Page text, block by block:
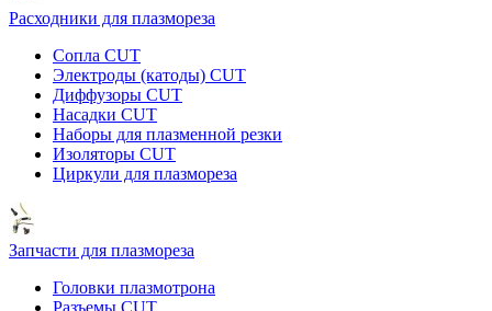
Расходники для плазмореза
Сопла CUT
Электроды (катоды) CUT
Диффузоры CUT
Насадки CUT
Наборы для плазменной резки
Изоляторы CUT
Циркули для плазмореза
Запчасти для плазмореза
Головки плазмотрона
Разъемы CUT